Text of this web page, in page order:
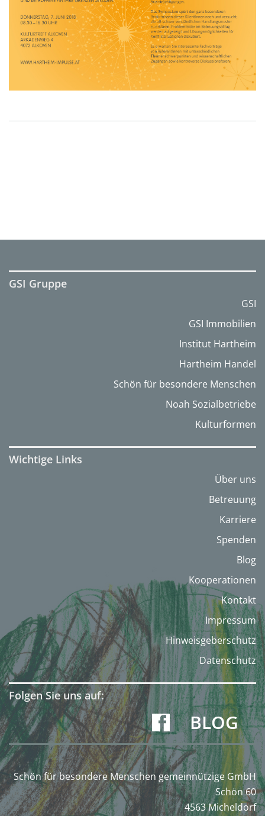
GSI Gruppe
GSI
GSI Immobilien
Institut Hartheim
Hartheim Handel
Schön für besondere Menschen
Noah Sozialbetriebe
Kulturformen
Wichtige Links
Über uns
Betreuung
Karriere
Spenden
Blog
Kooperationen
Kontakt
Impressum
Hinweisgeberschutz
Datenschutz
Folgen Sie uns auf:
BLOG
Schön für besondere Menschen gemeinnützige GmbH
Schön 60
4563 Micheldorf